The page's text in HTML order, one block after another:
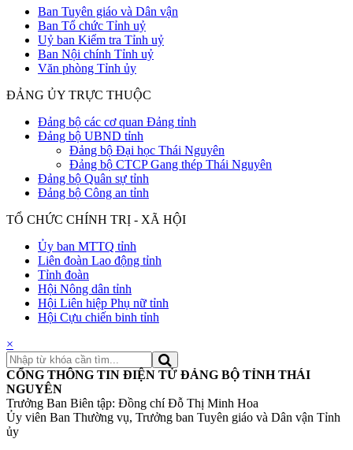
Ban Tuyên giáo và Dân vận
Ban Tổ chức Tỉnh uỷ
Uỷ ban Kiểm tra Tỉnh uỷ
Ban Nội chính Tỉnh uỷ
Văn phòng Tỉnh ủy
ĐẢNG ỦY TRỰC THUỘC
Đảng bộ các cơ quan Đảng tỉnh
Đảng bộ UBND tỉnh
Đảng bộ Đại học Thái Nguyên
Đảng bộ CTCP Gang thép Thái Nguyên
Đảng bộ Quân sự tỉnh
Đảng bộ Công an tỉnh
TỔ CHỨC CHÍNH TRỊ - XÃ HỘI
Ủy ban MTTQ tỉnh
Liên đoàn Lao động tỉnh
Tỉnh đoàn
Hội Nông dân tỉnh
Hội Liên hiệp Phụ nữ tỉnh
Hội Cựu chiến binh tỉnh
×
CỔNG THÔNG TIN ĐIỆN TỬ ĐẢNG BỘ TỈNH THÁI
NGUYÊN
Trưởng Ban Biên tập: Đồng chí Đỗ Thị Minh Hoa
Ủy viên Ban Thường vụ, Trưởng ban Tuyên giáo và Dân vận Tỉnh
ủy